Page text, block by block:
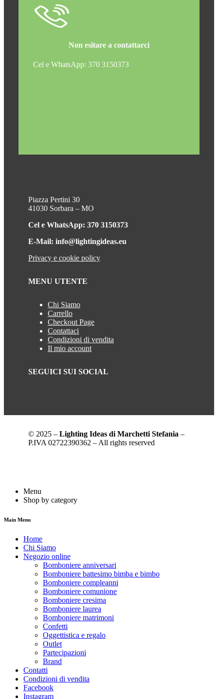
Non esitare a contattarci
Cel e WhatsApp: 370 3150373
Piazza Pertini 30
41030 Sorbara – MO
Cel e WhatsApp: 370 3150373
E-Mail: info@lightingideas.eu
Privacy e cookie policy
MENU UTENTE
Chi Siamo
Carrello
Checkout Page
Contattaci
Condizioni di vendita
Il mio account
SEGUICI SUI SOCIAL
© 2025 – Lighting Ideas di Marchetti Stefania –
P.IVA 02722390362 – All rights reserved
Menu
Shop by category
Main Menu
Home
Chi Siamo
Negozio online
Bomboniere anniversari
Bomboniere battesimo bimba e bimbo
Bomboniere compleanni
Bomboniere comunione
Bomboniere cresima
Bomboniere laurea
Bomboniere matrimoni
Confetti
Oggettistica e regalo
Outlet
Partecipazioni
Brand
Contatti
Condizioni di vendita
Facebook
Instagram